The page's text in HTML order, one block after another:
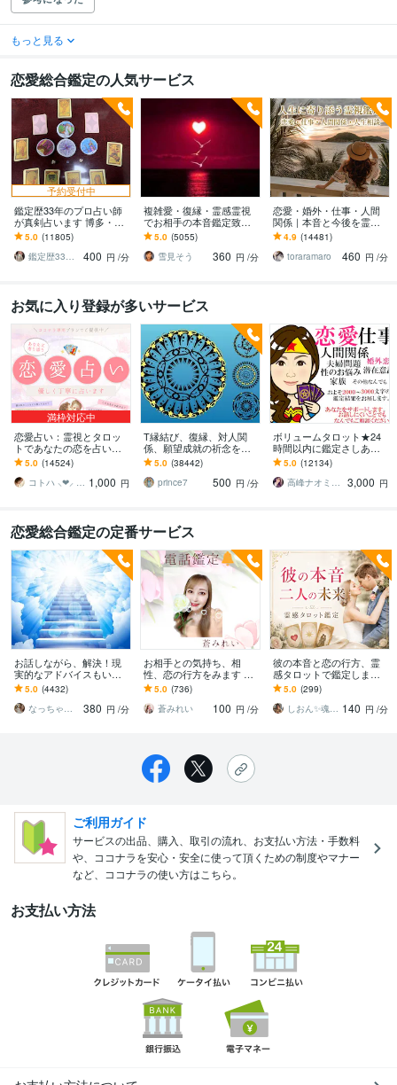
もっと見る
恋愛総合鑑定の人気サービス
予約受付中
鑑定歴33年のプロ占い師
が真剣占います 博多・廓
屋の純血統占い祈願師
雷鳥
5.0 (11805)
鑑定歴33年のプロ占い師 雷鳥
400 円 /分
複雑愛・復縁・霊感霊視
でお相手の本音鑑定致し
ます 降りて来た言葉をそ
のままお伝えします。
5.0 (5055)
雪見そう
360 円 /分
恋愛・婚外・仕事・人間
関係｜本音と今後を霊視
ます 現実重視の鑑定｜本
質と今後の行動を具体的
にお伝えします
4.9 (14481)
toraramaro
460 円 /分
お気に入り登録が多いサービス
満枠対応中
恋愛占い：霊視とタロッ
トであなたの恋を占いま
す 復縁・片想い・複雑
愛・夫婦問題…お悩みに
優しく寄り添います♡
5.0 (14524)
コトハ ⸜❤︎⸝ 新サービス提供開始✨️ 1,000 円
T縁結び、復縁、対人関
係、願望成就の祈念を承
ります 対象者の思いと状
況、対象者との対話、祈
念
5.0 (38442)
prince7
500 円 /分
ボリュームタロット★24
時間以内に鑑定さしあげ
ます 3000文字以上の鑑定
★希望者のみ一部カード
開示サービスあり
5.0 (12134)
高峰ナオミ タロット占い師
3,000 円
恋愛総合鑑定の定番サービス
お話しながら、解決！現
実的なアドバイスもいた
します 生年月日不要。霊
視にて視えたまま、感じ
たままをお伝えします
5.0 (4432)
なっちゃん☆彡
380 円 /分
お相手との気持ち、相
性、恋の行方をみます ❁
恋愛❁結婚❁復縁❁恋愛成
就❁仕事❁人生相談全般❁
5.0 (736)
蒼みれい
100 円 /分
彼の本音と恋の行方、霊
感タロットで鑑定します
コンシャス・チャネリン
グで彼の潜在意識や高次
元の声を翻訳
5.0 (299)
しおん✨魂の声を聴く未来創造セラピスト✨ 140 円 /分
ご利用ガイド
サービスの出品、購入、取引の流れ、お支払い方法・手数料
や、ココナラを安心・安全に使って頂くための制度やマナー
など、ココナラの使い方はこちら。
お支払い方法